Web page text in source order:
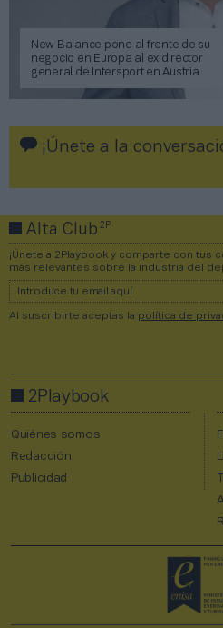
New Balance pone al frente de su
negocio en Europa al ex director
general de Intersport en Austria
¡Únete a la
Alta Club2P
¡Únete a 2Playbook y comparte con tus
más relevantes sobre la industria del
Al suscribirte aceptas la política de
2Playbook
Quiénes somos
Redacción
Publicidad